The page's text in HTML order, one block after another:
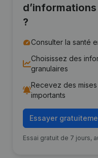
?
Consulter la santé
Choisissez des
granulaires
Recevez des
importants
Essayer
Essai gratuit de 7 jours,